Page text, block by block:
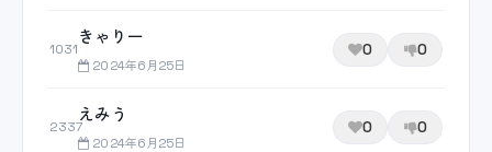
1031
きゃりー
2024年6月25日
0 0
2337
えみう
2024年6月25日
0 0